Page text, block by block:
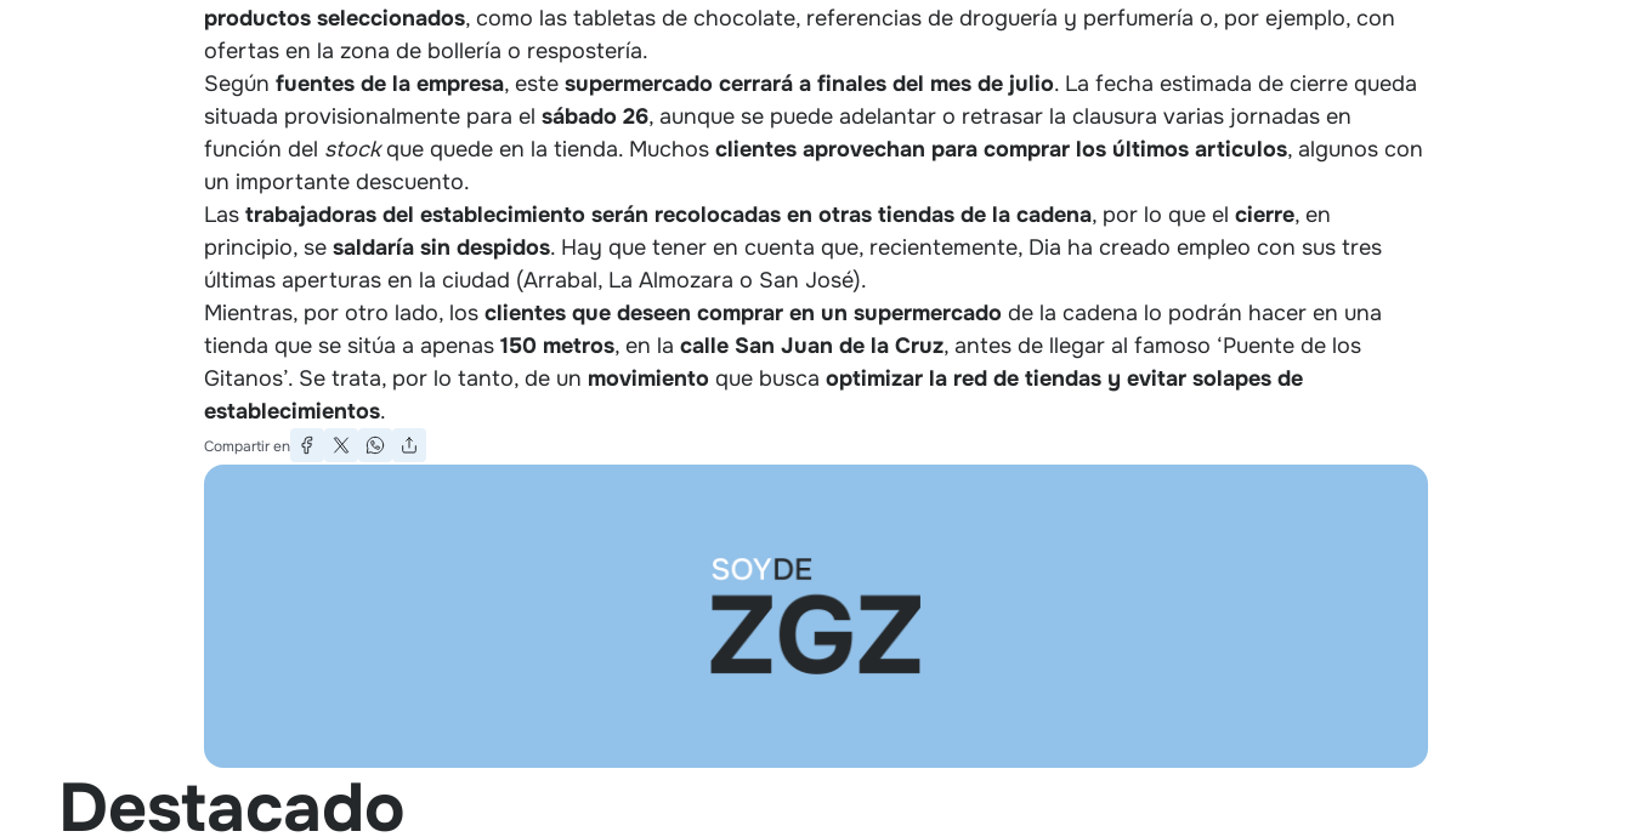
productos seleccionados, como las tabletas de chocolate, referencias de droguería y perfumería o, por ejemplo, con
ofertas en la zona de bollería o respostería.
Según fuentes de la empresa, este supermercado cerrará a finales del mes de julio. La fecha estimada de cierre queda
situada provisionalmente para el sábado 26, aunque se puede adelantar o retrasar la clausura varias jornadas en
función del stockque quede en la tienda. Muchos clientes aprovechan para comprar los últimos articulos, algunos con
un importante descuento.
Las trabajadoras del establecimiento serán recolocadas en otras tiendas de la cadena, por lo que el cierre, en
principio, se saldaría sin despidos. Hay que tener en cuenta que, recientemente, Dia ha creado empleo con sus tres
últimas aperturas en la ciudad (Arrabal, La Almozara o San José).
Mientras, por otro lado, los clientes que deseen comprar en un supermercado de la cadena lo podrán hacer en una
tienda que se sitúa a apenas 150 metros, en la calle San Juan de la Cruz, antes de llegar al famoso ‘Puente de los
Gitanos’. Se trata, por lo tanto, de un movimiento que busca optimizar la red de tiendas y evitar solapes de
establecimientos.
Compartir en
Destacado